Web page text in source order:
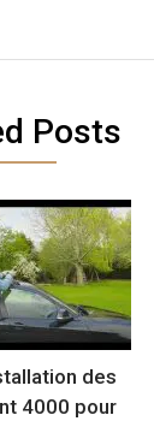
Posts
des
4000 pour